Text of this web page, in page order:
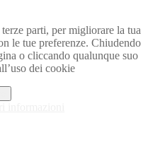
parti, per migliorare la tua
le tue preferenze. Chiudendo
o cliccando qualunque suo
dei cookie